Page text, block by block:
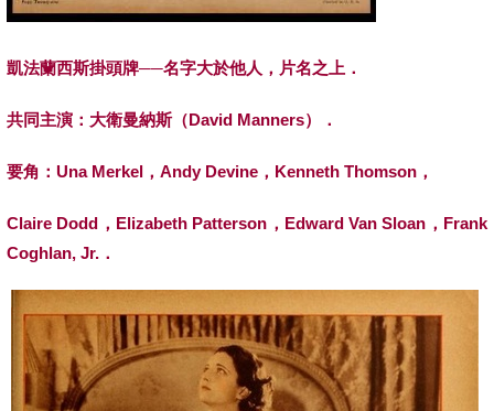
凱法蘭西斯掛頭牌──名字大於他人，片名之上．
共同主演： 大衛曼納斯（David Manners）．
要角：Una Merkel，Andy Devine，Kenneth Thomson，
Claire Dodd ，Elizabeth Patterson，Edward Van Sloan，Frank
Coghlan, Jr.．